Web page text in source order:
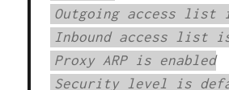
Outgoing access list
Inbound access list
Proxy ARP is enabled
Security level is